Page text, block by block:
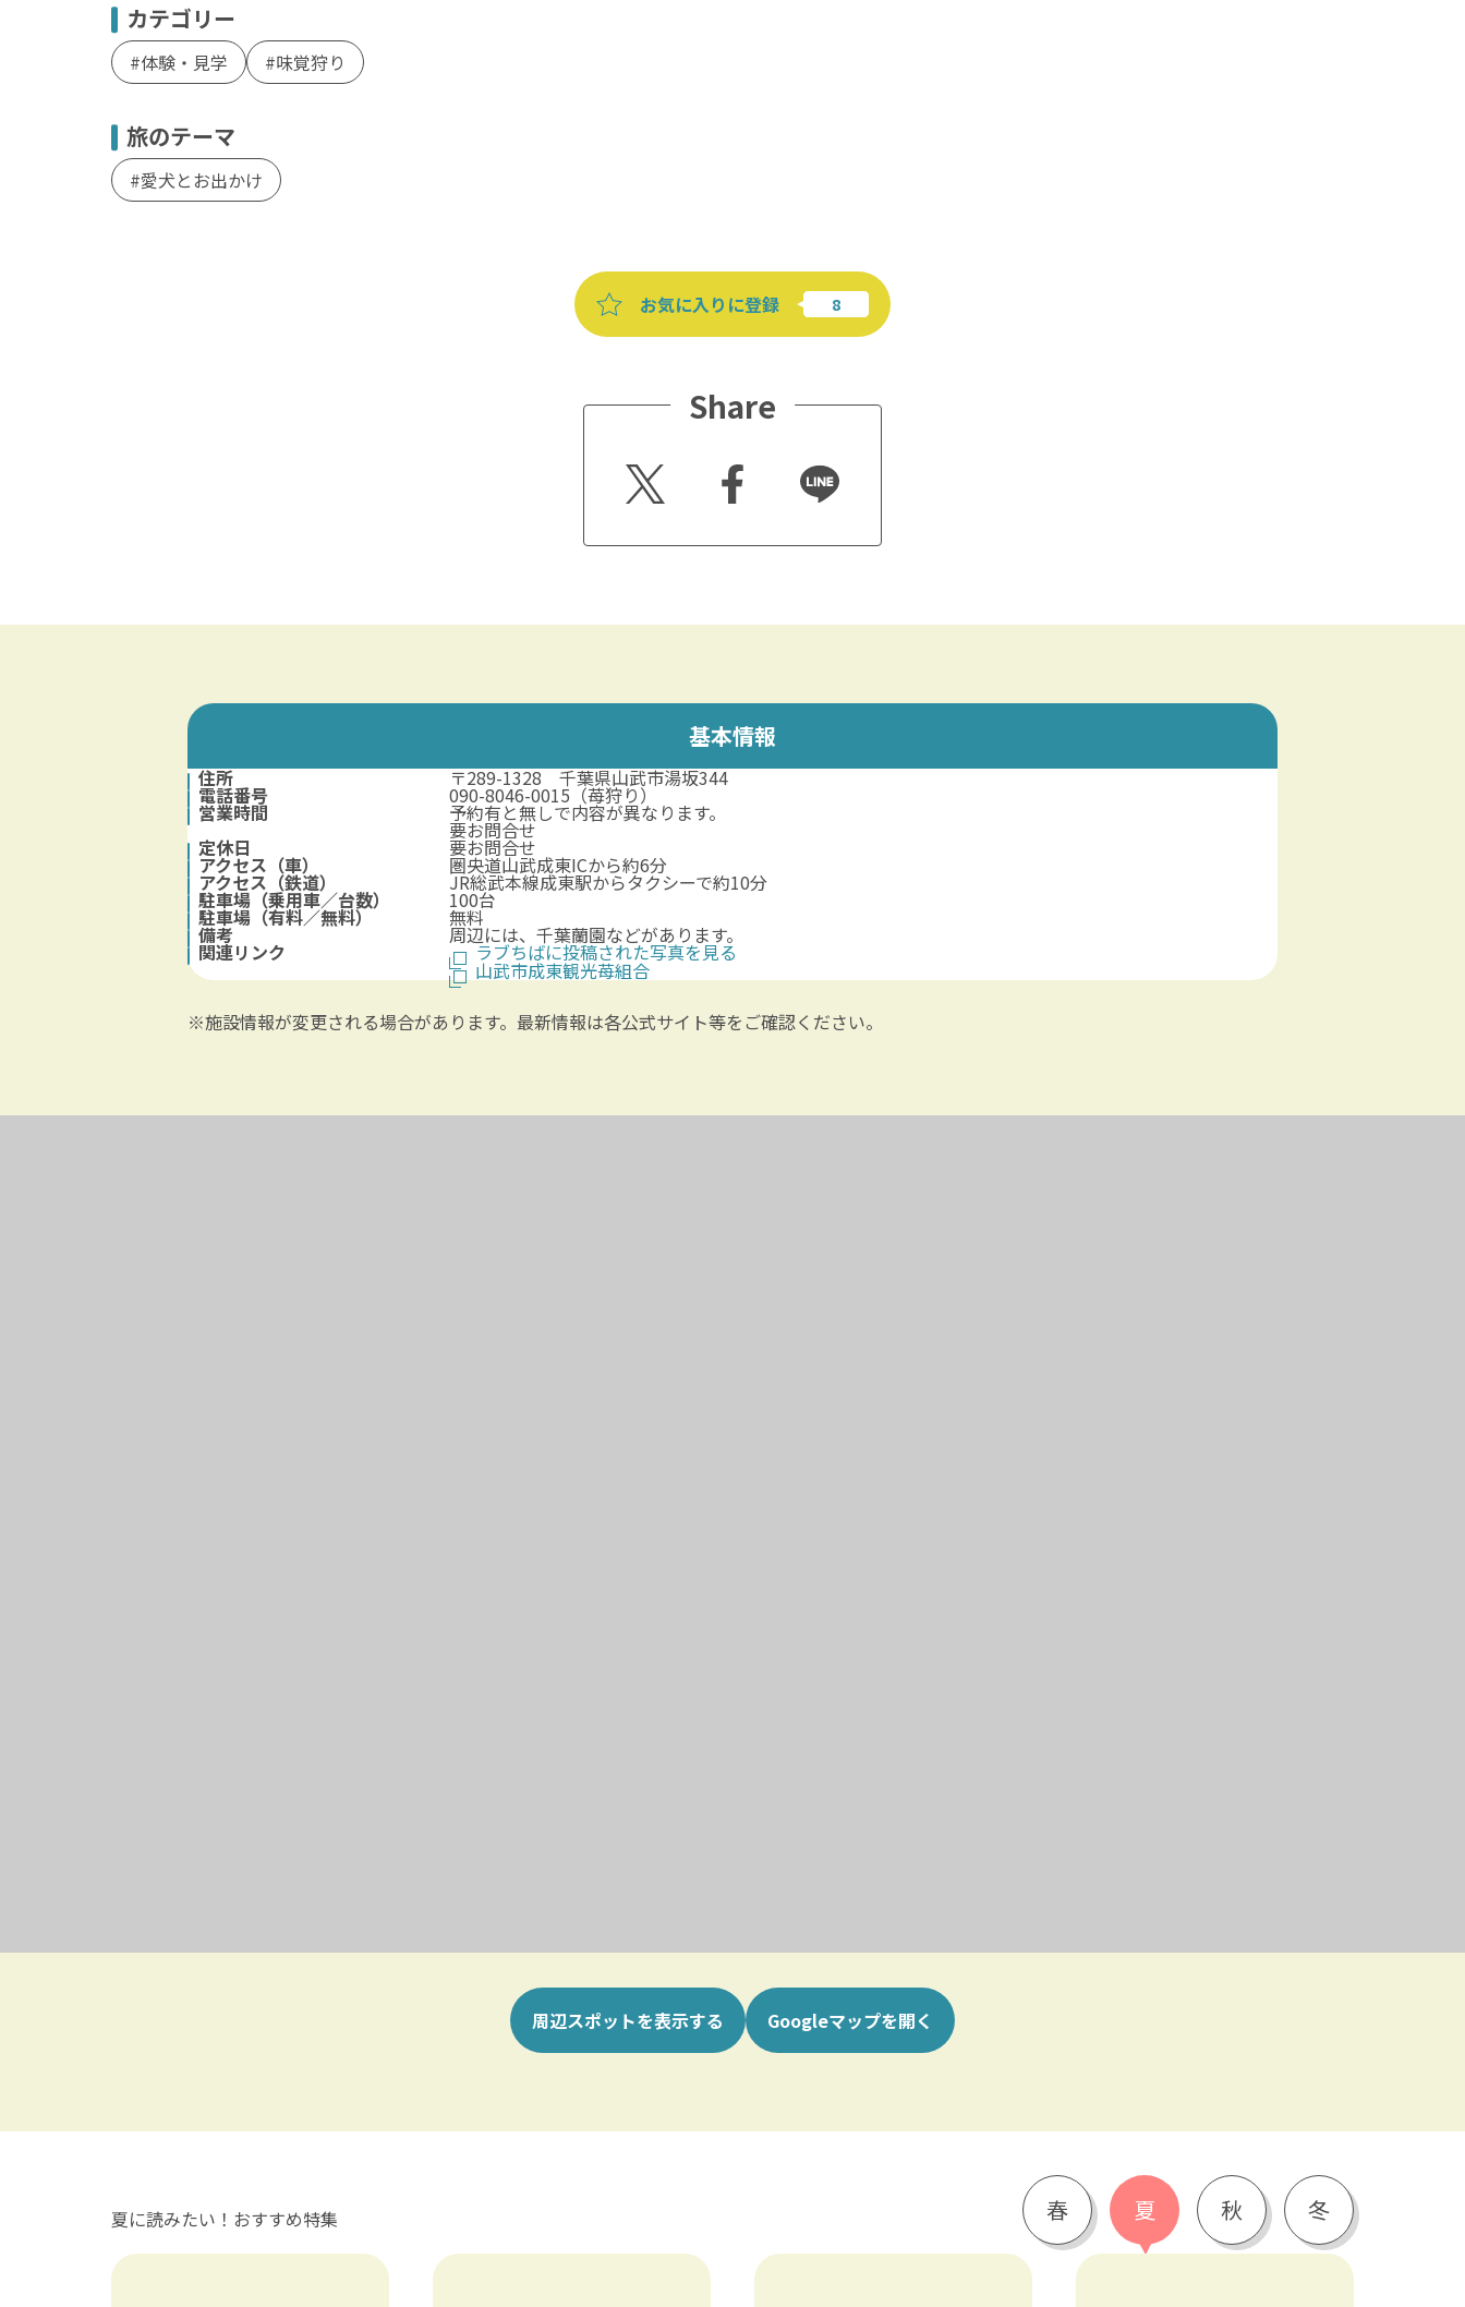
カテゴリー
体験・見学 味覚狩り
旅のテーマ
愛犬とお出かけ
お気に入りに登録
Share
Twitt
er
Faceb
ook
Line
基本情報
住所 〒289-1328 千葉県山武市湯坂344
電話番号 090-8046-0015（苺狩り）
営業時間 予約有と無しで内容が異なります。
要お問合せ
定休日 要お問合せ
アクセス（車） 圏央道山武成東ICから約6分
アクセス（鉄道） JR総武本線成東駅からタクシーで約10分
駐車場（乗用車／台数） 100台
駐車場（有料／無料） 無料
備考 周辺には、千葉蘭園などがあります。
関連リンク ラブちばに投稿された写真を見る
山武市成東観光苺組合
※施設情報が変更される場合があります。最新情報は各公式サイト等をご確認ください。
周辺スポットを表示する Googleマップを開く
春 夏 秋 冬
夏に読みたい！おすすめ特集